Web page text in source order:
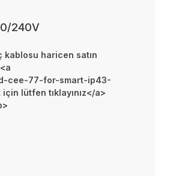
240V
kablosu haricen satın
cee-77-for-smart-ip43-
lütfen tıklayınız</a>